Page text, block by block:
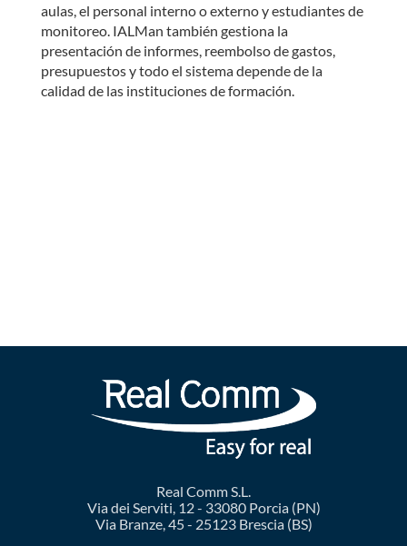
aulas, el personal interno o externo y estudiantes de
monitoreo. IALMan también gestiona la
presentación de informes, reembolso de gastos,
presupuestos y todo el sistema depende de la
calidad de las instituciones de formación.
Real Comm S.L.
Via dei Serviti, 12 - 33080 Porcia (PN)
Via Branze, 45 - 25123 Brescia (BS)